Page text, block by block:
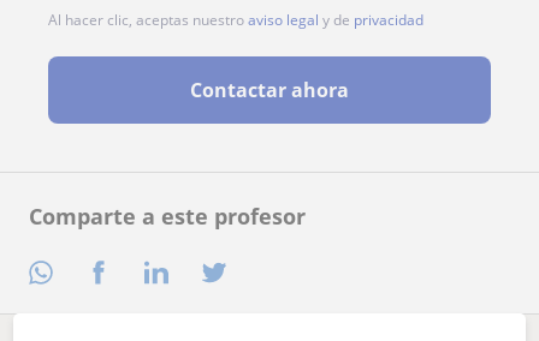
Comparte a este profesor
Al hacer clic, aceptas nuestroaviso legal y de privacidad
Contactar ahora